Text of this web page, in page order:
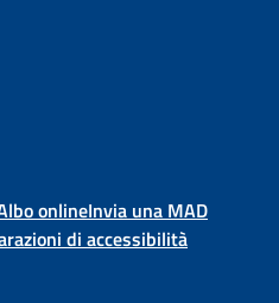
onlineInvia una MAD
di accessibilità